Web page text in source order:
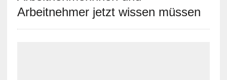
Arbeitnehmer jetzt wissen müssen